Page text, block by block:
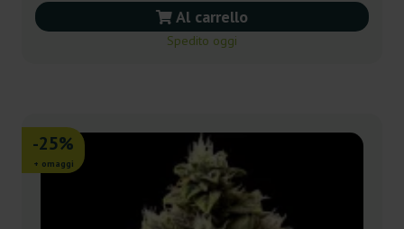
Al carrello
Spedito oggi
-25%
+ omaggi